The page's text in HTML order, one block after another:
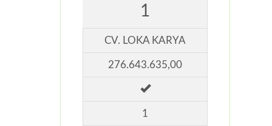
1
CV. LOKA KARYA
276.643.635,00
1